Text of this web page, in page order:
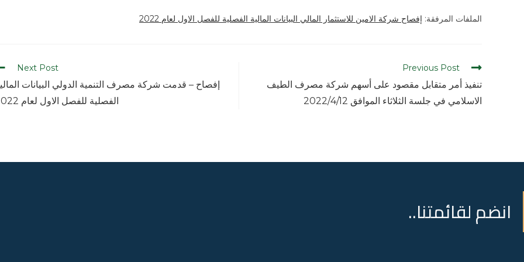
الملفات المرفقة: إفصاح شركة الامين للاستثمار المالي البيانات المالية الفصلية للفصل الاول لعام 2022
Previous Post
تنفيذ أمر متقابل مقصود على أسهم شركة مصرف الطيف
الاسلامي في جلسة الثلاثاء الموافق 2022/4/12
Next Post
إفصاح – قدمت شركة مصرف التنمية الدولي البيانات
الفصلية للفصل الاول لعام 2022
انضم لقائمتنا..